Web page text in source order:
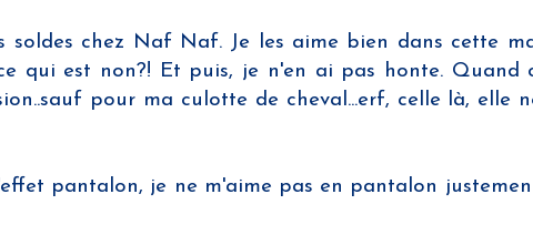
chez Naf Naf. Je les aime bien dans cette
est non?! Et puis, je n'en ai pas honte. Quand
pour ma culotte de cheval...erf, celle là, elle
pantalon, je ne m'aime pas en pantalon